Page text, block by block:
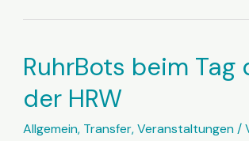
„Soziale
im
öffentlichen
Sektor“
bringt
RuhrBots beim
der HRW
Allgemein, Transfer,Veranstaltungen/